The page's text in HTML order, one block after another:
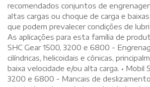
recomendados conjuntos de
altas cargas ou choque de carga e
que podem prevalecer condições de
As aplicações para esta família de
SHC Gear 1500, 3200 e 6800 -
cilíndricas, helicoidais e cônicas,
baixa velocidade e/ou alta carga. • Mobil
3200 e 6800 - Mancais de